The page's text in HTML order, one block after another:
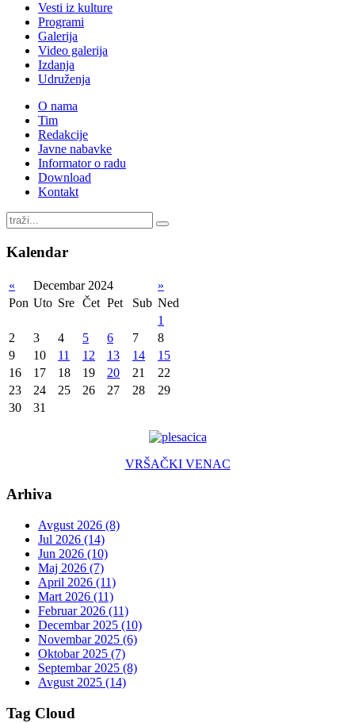
Vesti iz kulture
Programi
Galerija
Video galerija
Izdanja
Udruženja
O nama
Tim
Redakcije
Javne nabavke
Informator o radu
Download
Kontakt
Kalendar
« Decembar 2024
»
Pon Uto Sre Čet Pet Sub Ned
1
2
3 4 5 6 7
8
9
10 11 12 13 14
15
16
17 18 19 20 21
22
23
24 25 26 27 28
29
30
31
VRŠAČKI VENAC
Arhiva
Avgust 2026 (8)
Jul 2026 (14)
Jun 2026 (10)
Maj 2026 (7)
April 2026 (11)
Mart 2026 (11)
Februar 2026 (11)
Decembar 2025 (10)
Novembar 2025 (6)
Oktobar 2025 (7)
Septembar 2025 (8)
Avgust 2025 (14)
Tag Cloud